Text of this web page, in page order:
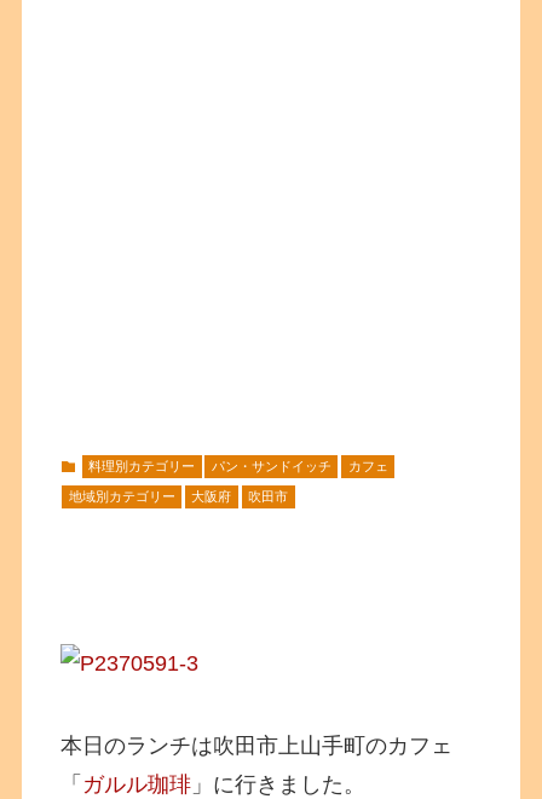
料理別カテゴリー パン・サンドイッチ カフェ
地域別カテゴリー 大阪府 吹田市
本日のランチは吹田市上山手町のカフェ
「 ガルル珈琲 」に行きました。